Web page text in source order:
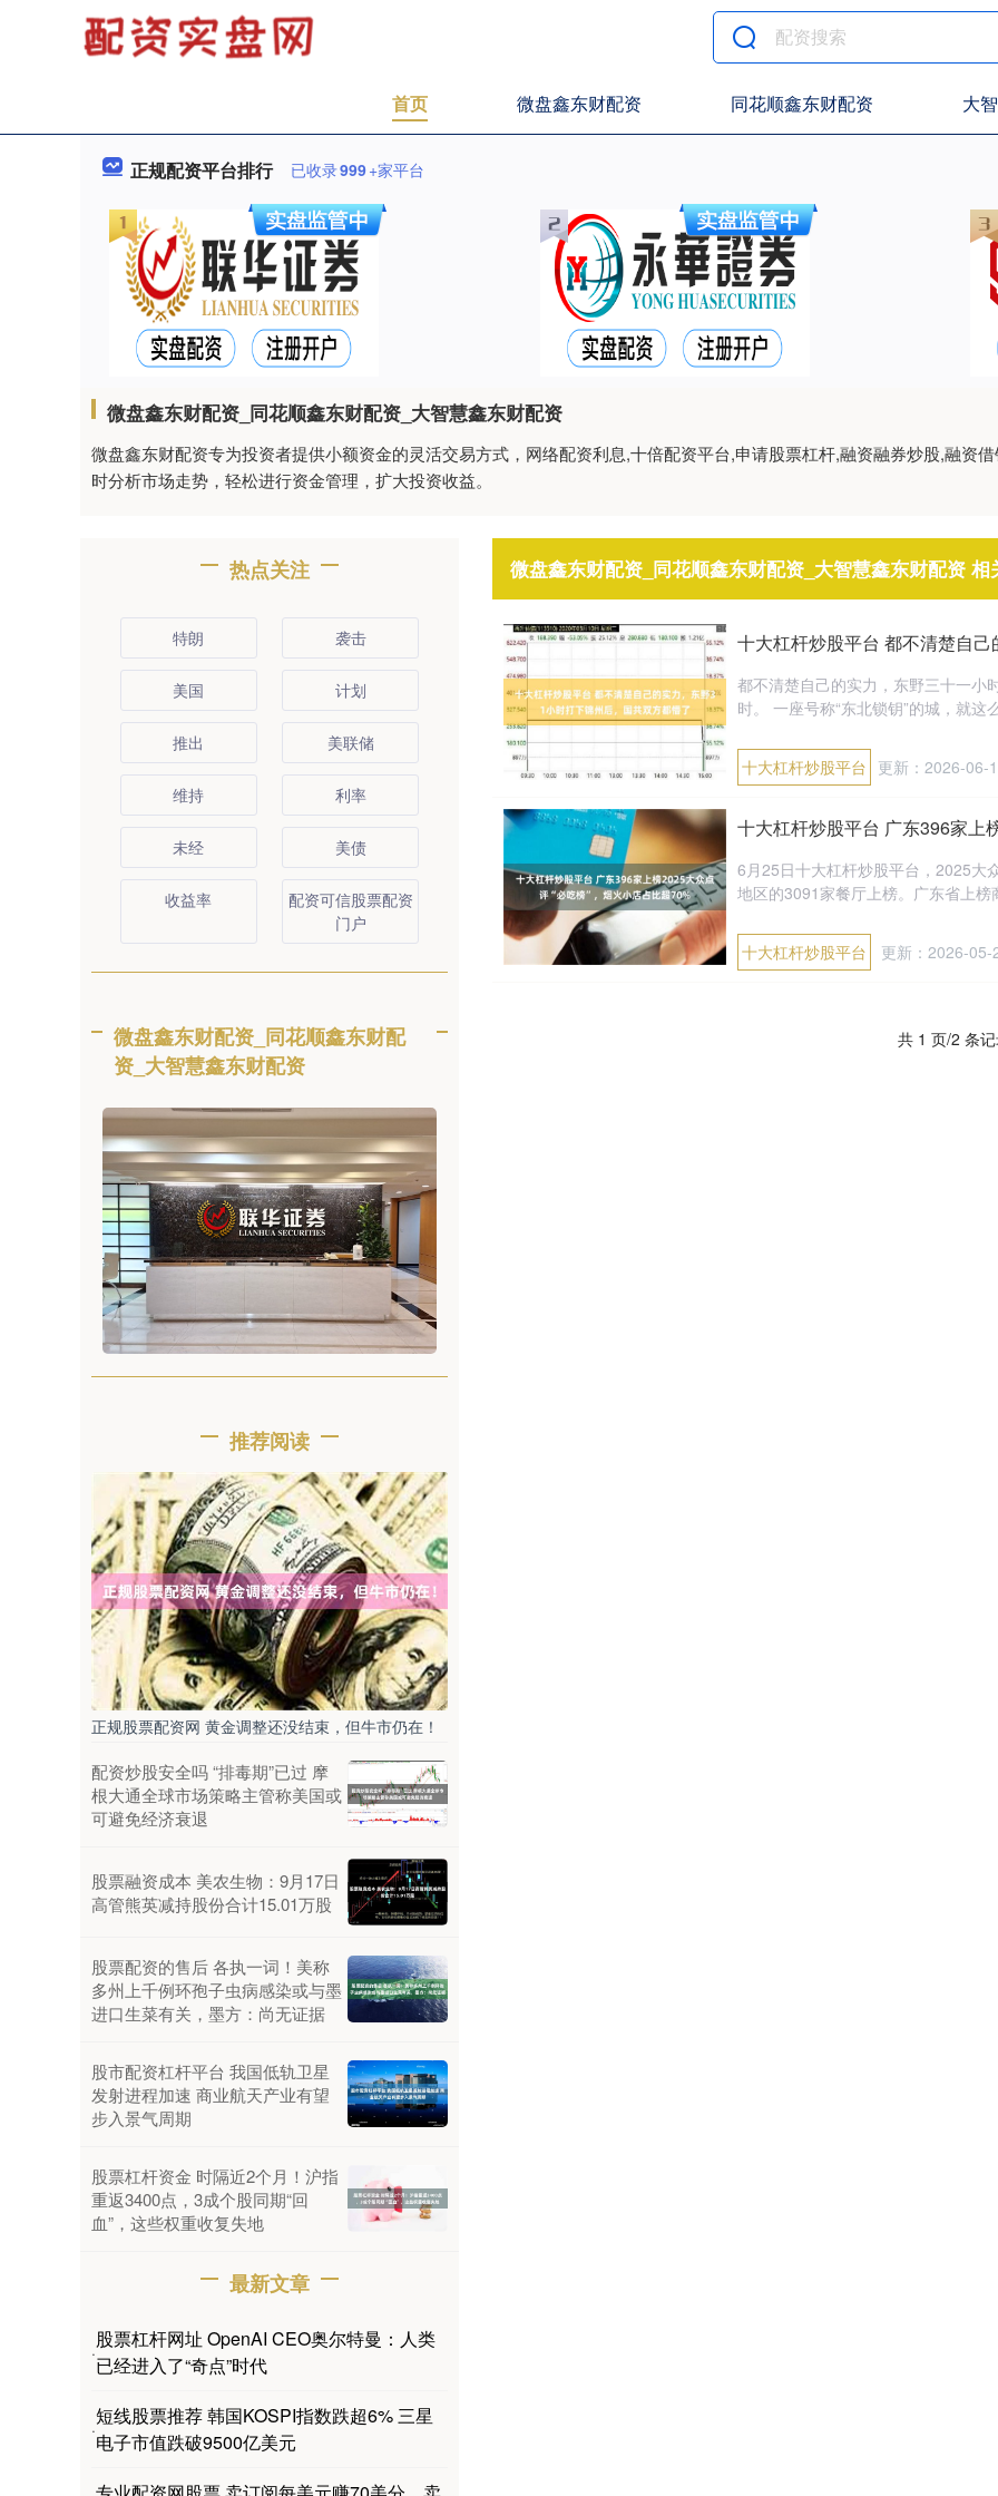
首页 微盘鑫东财配资 同花顺鑫东财配资 大
正规配资平台排行 已收录999+家平台
微盘鑫东财配资_同花顺鑫东财配资_大智慧鑫东财配资
微盘鑫东财配资专为投资者提供小额资金的灵活交易方式，网络配资利息,十倍配资平台,申请股票杠杆,融资融券炒股,融资
时分析市场走势，轻松进行资金管理，扩大投资收益。
微盘鑫东财配资_同花顺鑫东财配资_大智慧鑫东财配资 相
十大杠杆炒股平台 都不清楚自
都不清楚自己的实力，东野三十一小
时。 一座号称“东北锁钥”的城，就
十大杠杆炒股平台 更新：2026-06-
十大杠杆炒股平台 广东396家上
6月25日十大杠杆炒股平台，2025大
地区的3091家餐厅上榜。广东省上
十大杠杆炒股平台 更新：2026-05-
共 1 页/2 条
热点关注
特朗 袭击
美国 计划
推出 美联储
维持 利率
未经 美债
收益率
配资可信股票配资
门户
微盘鑫东财配资_同花顺鑫东财配
资_大智慧鑫东财配资
推荐阅读
正规股票配资网 黄金调整还没结束，但牛市仍在！
配资炒股安全吗 “排毒期”已过 摩
根大通全球市场策略主管称美国或
可避免经济衰退
股票融资成本 美农生物：9月17日
高管熊英减持股份合计15.01万股
股票配资的售后 各执一词！美称
多州上千例环孢子虫病感染或与墨
进口生菜有关，墨方：尚无证据
股市配资杠杆平台 我国低轨卫星
发射进程加速 商业航天产业有望
步入景气周期
股票杠杆资金 时隔近2个月！沪指
重返3400点，3成个股同期“回
血”，这些权重收复失地
最新文章
·
股票杠杆网址 OpenAI CEO奥尔特曼：人类
已经进入了“奇点”时代
·
短线股票推荐 韩国KOSPI指数跌超6% 三星
电子市值跌破9500亿美元